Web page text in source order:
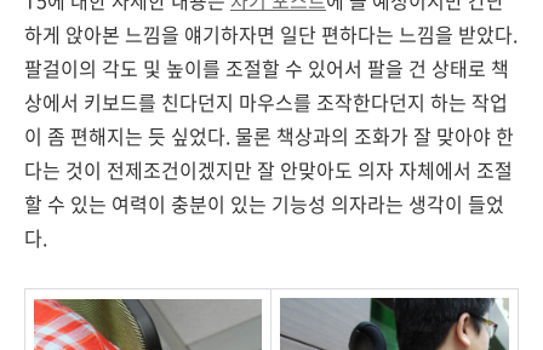
하게 앉아본 느낌을 얘기하자면 일단 편하다는 느낌을 받았다.
팔걸이의 각도 및 높이를 조절할 수 있어서 팔을 건 상태로 책
상에서 키보드를 친다던지 마우스를 조작한다던지 하는 작업
이 좀 편해지는 듯 싶었다. 물론 책상과의 조화가 잘 맞아야 한
다는 것이 전제조건이겠지만 잘 안맞아도 의자 자체에서 조절
할 수 있는 여력이 충분이 있는 기능성 의자라는 생각이 들었
다.